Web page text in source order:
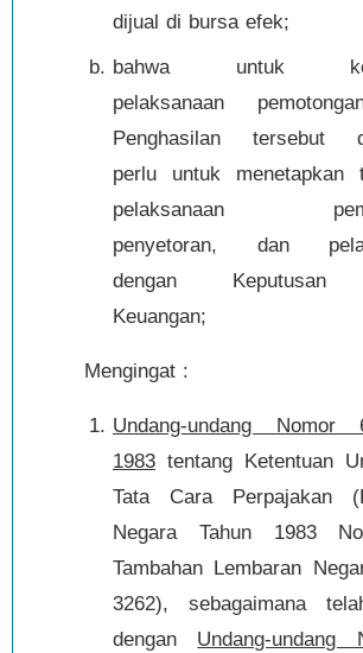
dijual di bursa efek;
bahwa untuk
pelaksanaan
Penghasilan tersebut
perlu untuk menetapkan
pelaksanaan
penyetoran, dan
dengan Keputusan
Keuangan;
Mengingat :
Undang-undang Nomor
1983 tentang Ketentuan
Tata Cara Perpajakan
Negara Tahun 1983
Tambahan Lembaran
3262), sebagaimana
dengan Undang-undang